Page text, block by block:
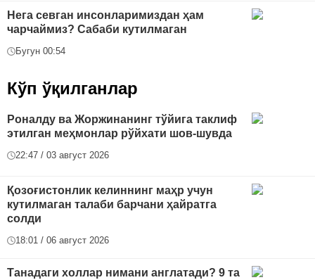
Нега севган инсонларимиздан ҳам
чарчаймиз? Сабаби кутилмаган
Бугун 00:54
Кўп ўқилганлар
Роналду ва Жоржинанинг тўйига таклиф
этилган меҳмонлар рўйхати шов-шувда
22:47 / 03 август 2026
Қозоғистонлик келиннинг маҳр учун
кутилмаган талаби барчани ҳайратга
солди
18:01 / 06 август 2026
Танадаги холлар нимани англатади? 9 та